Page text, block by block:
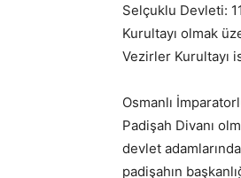
Selçuklu Devleti:
Kurultayı olmak
Vezirler Kurultayı
Osmanlı
Padişah Divanı
devlet
padişahın